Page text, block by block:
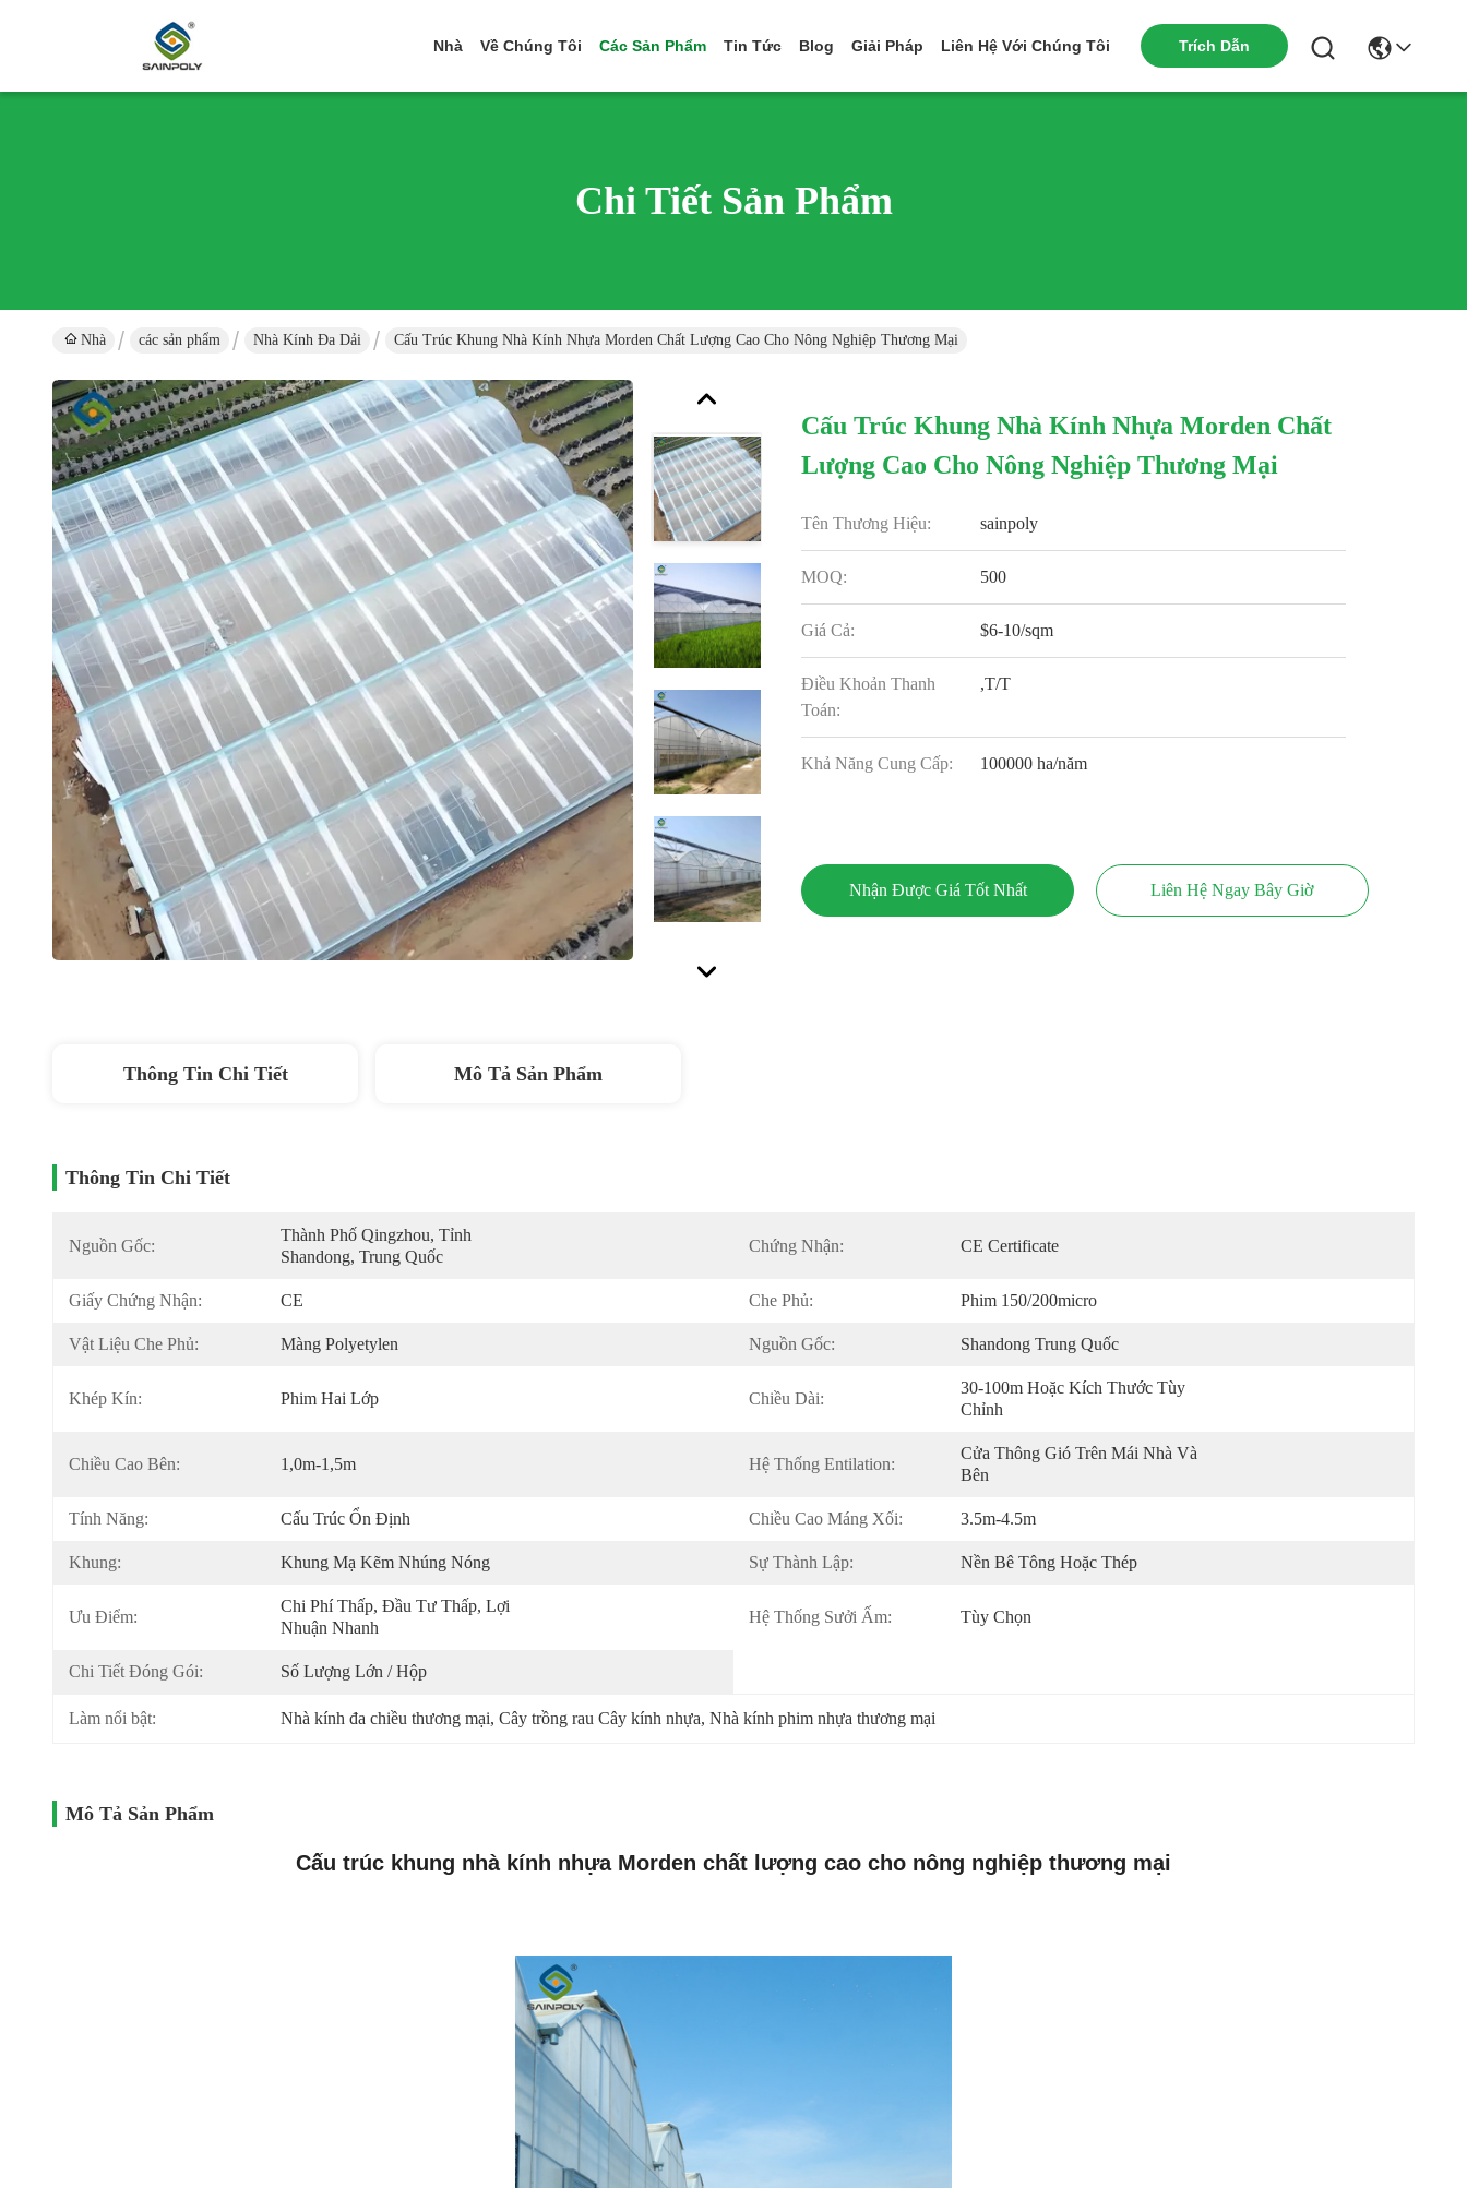
Nhà Về Chúng Tôi Các Sản Phẩm Tin Tức Blog Giải Pháp Liên Hệ Với Chúng Tôi Trích Dẫn
Chi Tiết Sản Phẩm
Nhà các sản phẩm Nhà Kính Đa Dải Cấu Trúc Khung Nhà Kính Nhựa Morden Chất Lượng Cao Cho Nông Nghiệp Thương Mại
Cấu Trúc Khung Nhà Kính Nhựa Morden Chất
Lượng Cao Cho Nông Nghiệp Thương Mại
Tên Thương Hiệu: sainpoly
MOQ: 500
Giá Cả: $6-10/sqm
Điều Khoản Thanh
Toán:
,T/T
Khả Năng Cung Cấp: 100000 ha/năm
Nhận Được Giá Tốt Nhất Liên Hệ Ngay Bây Giờ
Thông Tin Chi Tiết Mô Tả Sản Phẩm
Thông Tin Chi Tiết
Nguồn Gốc:
Thành Phố Qingzhou, Tỉnh
Shandong, Trung Quốc
Chứng Nhận: CE Certificate
Giấy Chứng Nhận: CE Che Phủ: Phim 150/200micro
Vật Liệu Che Phủ: Màng Polyetylen Nguồn Gốc: Shandong Trung Quốc
Khép Kín: Phim Hai Lớp Chiều Dài:
30-100m Hoặc Kích Thước Tùy
Chỉnh
Chiều Cao Bên: 1,0m-1,5m Hệ Thống Entilation:
Cửa Thông Gió Trên Mái Nhà Và
Bên
Tính Năng: Cấu Trúc Ổn Định Chiều Cao Máng Xối: 3.5m-4.5m
Khung: Khung Mạ Kẽm Nhúng Nóng Sự Thành Lập: Nền Bê Tông Hoặc Thép
Ưu Điểm:
Chi Phí Thấp, Đầu Tư Thấp, Lợi
Nhuận Nhanh
Hệ Thống Sưởi Ấm: Tùy Chọn
Chi Tiết Đóng Gói: Số Lượng Lớn / Hộp
Làm nổi bật: Nhà kính đa chiều thương mại, Cây trồng rau Cây kính nhựa, Nhà kính phim nhựa thương mại
Mô Tả Sản Phẩm
Cấu trúc khung nhà kính nhựa Morden chất lượng cao cho nông nghiệp thương mại